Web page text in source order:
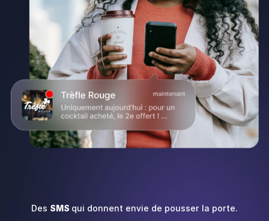
Des SMS qui donnent envie de pousser la porte.